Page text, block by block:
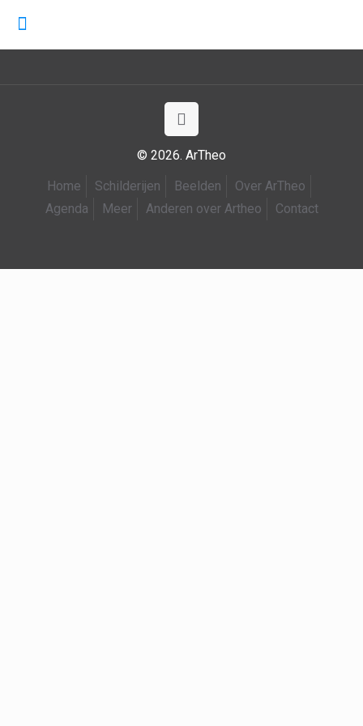
© 2026. ArTheo
Home
Schilderijen Beelden
Over ArTheo
Agenda
Meer Anderen over Artheo Contact